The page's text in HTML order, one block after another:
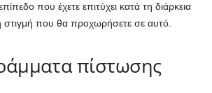
που έχετε επιτύχει κατά τη διάρκεια
που θα προχωρήσετε σε αυτό.
πίστωσης